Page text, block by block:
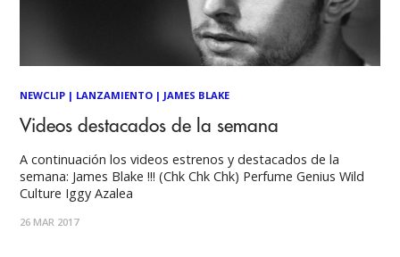
NEWCLIP | LANZAMIENTO | JAMES BLAKE
Videos destacados de la semana
A continuación los videos estrenos y destacados de la
semana: James Blake !!! (Chk Chk Chk) Perfume Genius Wild
Culture Iggy Azalea
26 MAR 2017